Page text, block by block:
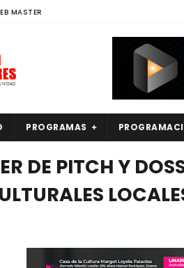
MASTER
PROGRAMAS
DE PITCH Y